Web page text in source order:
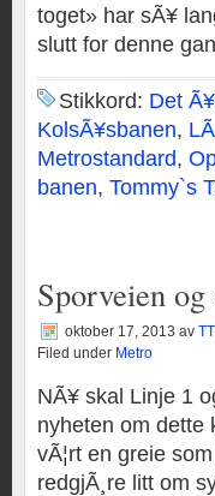
toget» har sÃ¥
slutt for denne
Stikkord: Det
KolsÃ¥sbanen,
Metrostandard,
banen, Tommy`s
Sporveien
oktober 17, 2013 av TT
Filed under Metro
NÃ¥ skal Linje 1
nyheten om dette
vÃ¦rt en greie
redgjÃ¸re litt om